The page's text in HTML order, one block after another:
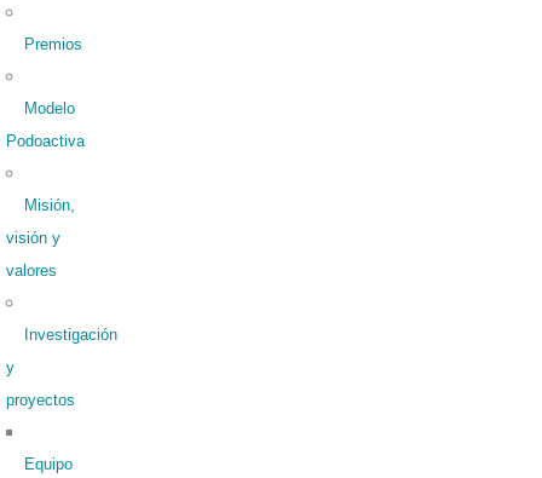
Premios
Modelo
Podoactiva
Misión,
visión y
valores
Investigación
y
proyectos
Equipo